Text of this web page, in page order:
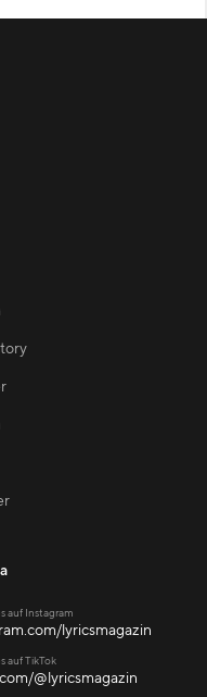
auf Instagram
lyricsmagazin
auf TikTok
@lyricsmagazin